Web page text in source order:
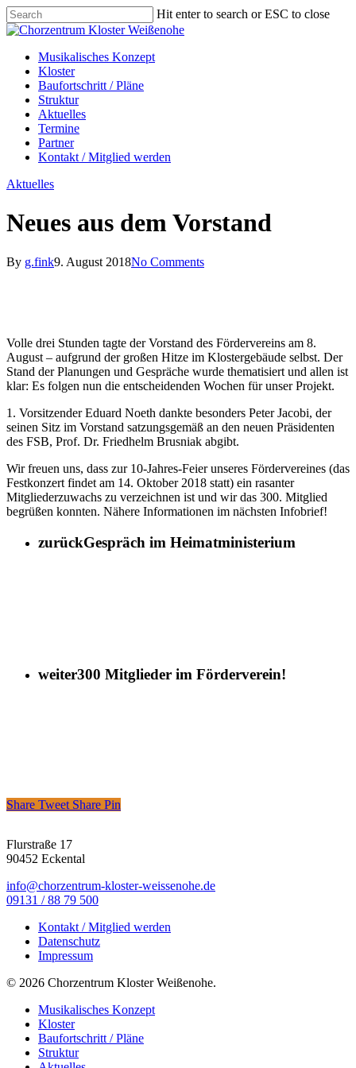
Skip
to
content
Hit enter to search or ESC to close
Close
Menu
Menu
Musikalisches Konzept
Kloster
Baufortschritt / Pläne
Struktur
Aktuelles
Termine
Partner
Kontakt / Mitglied werden
Aktuelles
Neues aus dem Vorstand
By g.fink9. August 2018No Comments
Volle drei Stunden tagte der Vorstand des Fördervereins am 8.
August – aufgrund der großen Hitze im Klostergebäude selbst. Der
Stand der Planungen und Gespräche wurde thematisiert und allen ist
klar: Es folgen nun die entscheidenden Wochen für unser Projekt.
1. Vorsitzender Eduard Noeth dankte besonders Peter Jacobi, der
seinen Sitz im Vorstand satzungsgemäß an den neuen Präsidenten
des FSB, Prof. Dr. Friedhelm Brusniak abgibt.
Wir freuen uns, dass zur 10-Jahres-Feier unseres Fördervereines (das
Festkonzert findet am 14. Oktober 2018 statt) ein rasanter
Mitgliederzuwachs zu verzeichnen ist und wir das 300. Mitglied
begrüßen konnten. Nähere Informationen im nächsten Infobrief!
zurückGespräch im Heimatministerium
weiter300 Mitglieder im Förderverein!
Share Tweet Share Pin
Flurstraße 17
90452 Eckental
info@chorzentrum-kloster-weissenohe.de
09131 / 88 79 500
Kontakt / Mitglied werden
Datenschutz
Impressum
© 2026 Chorzentrum Kloster Weißenohe.
Close
Menu
Musikalisches Konzept
Kloster
Baufortschritt / Pläne
Struktur